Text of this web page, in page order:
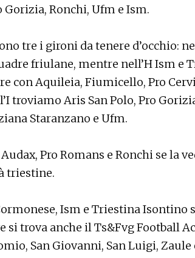
Gorizia, Ronchi, Ufm e Ism.
tre i gironi da tenere d’occhio:
friulane, mentre nell’H Ism e
con Aquileia, Fiumicello, Pro
troviamo Aris San Polo, Pro
Staranzano e Ufm.
Audax, Pro Romans e Ronchi se la
triestine.
Ism e Triestina Isontino
si trova anche il Ts&Fvg Football
San Giovanni, San Luigi, Zaule